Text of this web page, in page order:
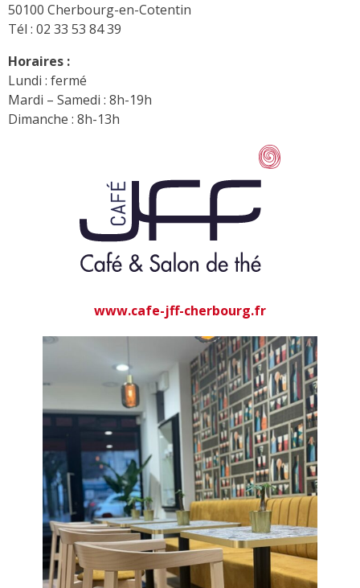
50100 Cherbourg-en-Cotentin
Tél : 02 33 53 84 39
Horaires :
Lundi : fermé
Mardi – Samedi : 8h-19h
Dimanche : 8h-13h
www.cafe-jff-cherbourg.fr